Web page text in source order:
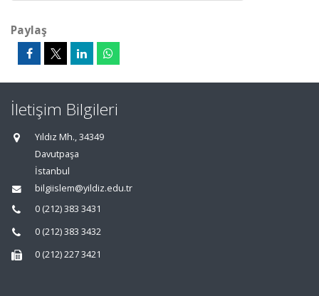
Paylaş
İletişim Bilgileri
Yıldız Mh., 34349
Davutpaşa
İstanbul
bilgiislem@yildiz.edu.tr
0 (212) 383 3431
0 (212) 383 3432
0 (212) 227 3421